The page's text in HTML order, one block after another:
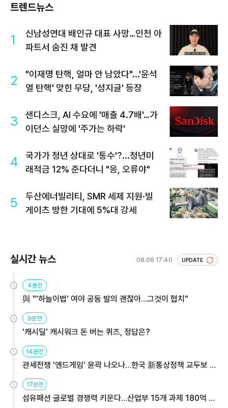
트렌드뉴스
1
신남성연대 배인규 대표 사망…인천 아
파트서 숨진 채 발견
2
"이재명 탄핵, 얼마 안 남았다"...'윤석
열 탄핵' 맞힌 무당, '성지글' 등장
3
샌디스크, AI 수요에 '매출 4.7배'…가
이던스 실망에 '주가는 하락'
4
국가가 청년 상대로 '통수'?...청년미
래적금 12% 준다더니 "응, 오류야"
5
두산에너빌리티, SMR 세제 지원·빌
게이츠 방한 기대에 5%대 강세
실시간 뉴스 08.06 17:40 UPDATE
4분전
與 "'하늘이법' 여야 공동 발의 괜찮아…그것이 협치"
9분전
'캐시딜' 캐시워크 돈 버는 퀴즈, 정답은?
14분전
관세전쟁 '엔드게임' 윤곽 나오나…한국 新통상정책 교두보 활
17분전
섬유패션 글로벌 경쟁력 키운다…산업부 15개 과제 180억 지